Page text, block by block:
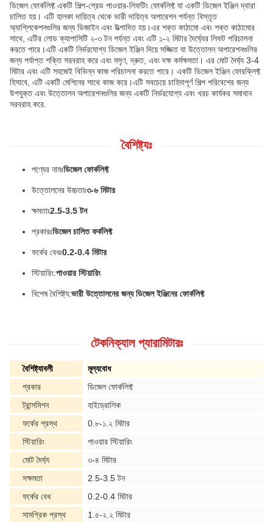
ডিজেল ফোর্কলিফ্ট একটি শিল্প-গ্রেড পাওয়ার-লিফটিং ফোর্কলিফ্ট যা একটি ডিজেল ইঞ্জিন দ্বারা
চালিত হয়। এটি হালকা দায়িত্ব থেকে ভারী দায়িত্ব অপারেশন পর্যন্ত বিস্তৃত
অ্যাপ্লিকেশনগুলির জন্য ডিজাইন এবং উত্পাদিত হয়।এর শক্ত কাঠামো এবং শক্ত কাঠামোর
সাথে, এটির লোড ক্যাপাসিটি ২-৩ টন পর্যন্ত এবং এটি ১-২ মিটার দৈর্ঘ্যের লিফট পরিচালনা
করতে পারে।এটি একটি নির্ভরযোগ্য ডিজেল ইঞ্জিন দিয়ে সজ্জিত যা উত্তোলন অপারেশনগুলির
জন্য পর্যাপ্ত শক্তি সরবরাহ করে এবং মসৃণ, দ্রুত, এবং দক্ষ কর্মক্ষমতা। এর মোট দৈর্ঘ্য 3-4
মিটার এবং এটি সহজেই বিভিন্ন কাজ পরিচালনা করতে পারে। একটি ডিজেল ইঞ্জিন ফোরক্লিফ্ট
হিসাবে, এটি একটি মেশিনের সাথে কাজ করে।এটি সবচেয়ে চাহিদাপূর্ণ শিল্প পরিবেশের জন্য
উপযুক্ত এবং উত্তোলন অপারেশনগুলির জন্য একটি নির্ভরযোগ্য এবং খরচ কার্যকর সমাধান
সরবরাহ করে.
বৈশিষ্ট্যঃ
পণ্যের নামঃডিজেল ফোর্কলিফ্ট
উত্তোলনের উচ্চতাঃ৩-৬ মিটার
ক্ষমতাঃ2.5-3.5 টন
প্রকারঃডিজেল চালিত ফর্কলিফ্ট
ফর্কের বেধঃ0.2-0.4 মিটার
স্টিয়ারিং:পাওয়ার স্টিয়ারিং
বিশেষ বৈশিষ্ট্য:ভারী উত্তোলনের জন্য ডিজেল ইঞ্জিনের ফোর্কলিফ্ট
টেকনিক্যাল প্যারামিটারঃ
বৈশিষ্ট্যাবলী
মূল্যবোধ
প্রকার
ডিজেল ফোর্কলিফ্ট
ট্রান্সমিশন
হাইড্রোলিক
ফর্কের প্রস্থ
0.৮-১.২ মিটার
স্টিয়ারিং
পাওয়ার স্টিয়ারিং
মোট দৈর্ঘ্য
৩-৪ মিটার
সক্ষমতা
2.5-3.5 টন
ফর্কের বেধ
0.2-0.4 মিটার
সামগ্রিক প্রস্থ
1.৫-২.২ মিটার